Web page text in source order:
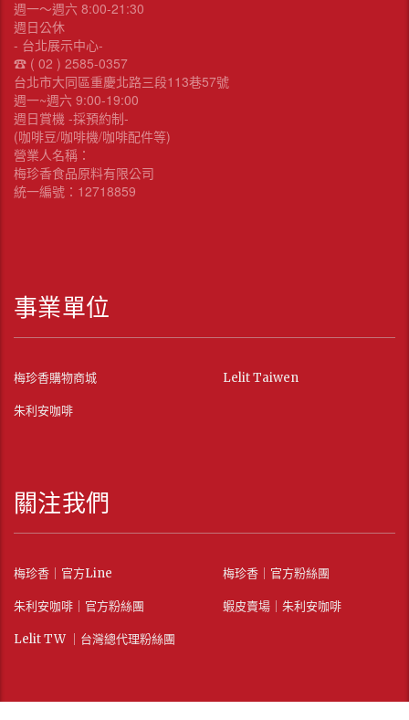
週一～週六 8:00-21:30
週日公休
- 台北展示中心-
☎︎ ( 02 ) 2585-0357
台北市大同區重慶北路三段113巷57號
週一~週六 9:00-19:00
週日賞機 -採預約制-
(咖啡豆/咖啡機/咖啡配件等)
營業人名稱：
梅珍香食品原料有限公司
統一編號：12718859
事業單位
梅珍香購物商城 Lelit Taiwen
朱利安咖啡
關注我們
梅珍香｜官方Line 梅珍香｜官方粉絲團
朱利安咖啡｜官方粉絲團 蝦皮賣場｜朱利安咖啡
Lelit TW ｜台灣總代理粉絲團